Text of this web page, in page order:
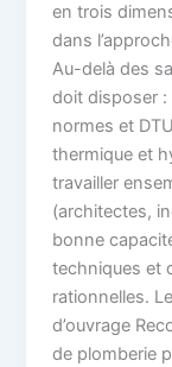
en trois
dans
Au-delà des
doit disposer :
normes et
thermique et
travailler
(architectes,
bonne
techniques et
rationnelles.
d’ouvrage
de plomberie